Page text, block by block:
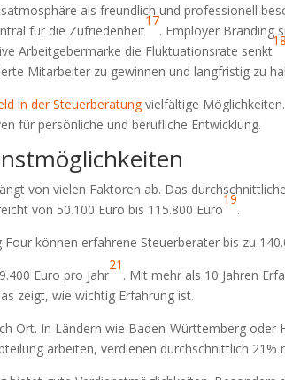
als freundlich und professionell
für die Zufriedenheit
17
. Employer Branding
Arbeitgebermarke die Fluktuationsrate senkt
Mitarbeiter zu gewinnen und langfristig zu
in der Steuerberatungvielfältige
für persönliche und berufliche Entwicklung.
von vielen Faktoren ab. Das
von 50.100 Euro bis 115.800 Euro
19
.
können erfahrene Steuerberater bis zu
Euro pro Jahr
21
. Mit mehr als 10 Jahren
zeigt, wie wichtig Erfahrung ist.
Ort. In Ländern wie Baden-Württemberg oder
arbeiten, verdienen durchschnittlich 21%